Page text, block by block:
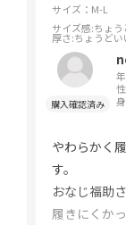
サイズ：M-L
サイズ感:ちょう
厚さ:ちょうどい
やわらかく
す。
おなじ福助
履きにくか